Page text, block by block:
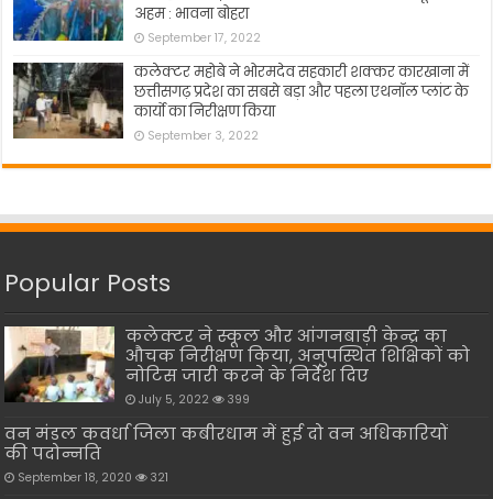
अहम : भावना बोहरा
September 17, 2022
कलेक्टर महोबे ने भोरमदेव सहकारी शक्कर कारखाना में
छत्तीसगढ़ प्रदेश का सबसे बड़ा और पहला एथनॉल प्लांट के
कार्यो का निरीक्षण किया
September 3, 2022
Popular Posts
कलेक्टर ने स्कूल और आंगनबाड़ी केन्द्र का
औचक निरीक्षण किया, अनुपस्थित शिक्षिकों को
नोटिस जारी करने के निर्देश दिए
July 5, 2022 399
वन मंडल कवर्धा जिला कबीरधाम में हुई दो वन अधिकारियों
की पदोन्नति
September 18, 2020 321